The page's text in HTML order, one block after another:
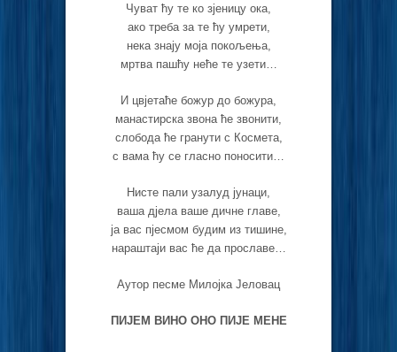
Чуват ћу те ко зјеницу ока,
ако треба за те ћу умрети,
нека знају моја покољења,
мртва пашћу неће те узети…
И цвјетаће божур до божура,
манастирска звона ће звонити,
слобода ће гранути с Космета,
с вама ћу се гласно поносити…
Нисте пали узалуд јунаци,
ваша дјела ваше дичне главе,
ја вас пјесмом будим из тишине,
нараштаји вас ће да прославе…
Аутор песме Милојка Јеловац
ПИЈЕМ ВИНО ОНО ПИЈЕ МЕНЕ